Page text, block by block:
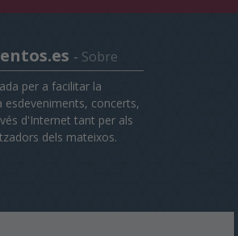
- Sobre
per a facilitar la
esdeveniments, concerts,
d'Internet tant per als
dels mateixos.